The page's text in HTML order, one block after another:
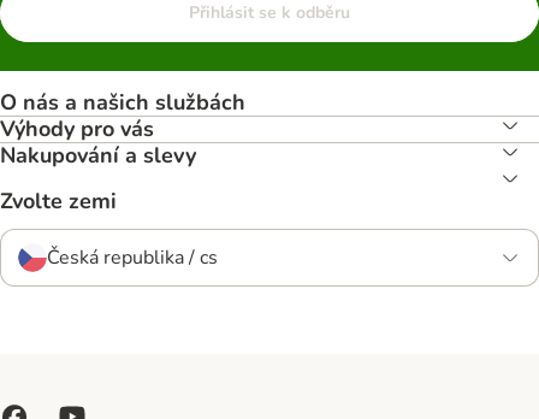
Přihlásit se k odběru
O nás a našich službách
Výhody pro vás
Nakupování a slevy
Zvolte zemi
Česká republika / cs